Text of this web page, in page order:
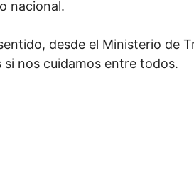
nacional.
desde el Ministerio de
si nos cuidamos entre todos.